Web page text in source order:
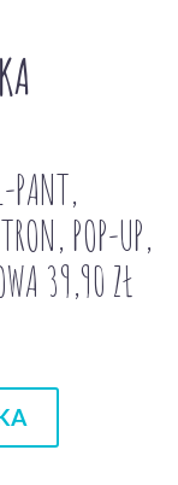
PANT,
POP-UP,
39,90 ZŁ